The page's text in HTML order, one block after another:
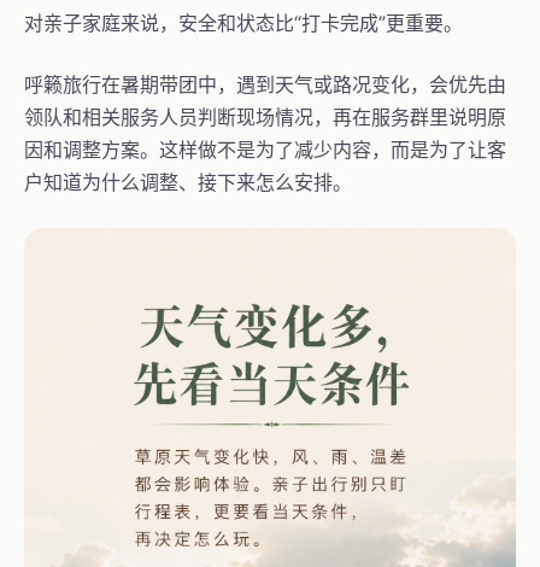
对亲子家庭来说，安全和状态比“打卡完成”更重要。
呼籁旅行在暑期带团中，遇到天气或路况变化，会优先由
领队和相关服务人员判断现场情况，再在服务群里说明原
因和调整方案。这样做不是为了减少内容，而是为了让客
户知道为什么调整、接下来怎么安排。